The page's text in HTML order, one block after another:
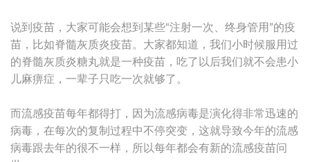
说到疫苗，大家可能会想到某些“注射一次、终身管用”的疫
苗，比如脊髓灰质炎疫苗。大家都知道，我们小时候服用过
的脊髓灰质炎糖丸就是一种疫苗，吃了以后我们就不会患小
儿麻痹症，一辈子只吃一次就够了。
而流感疫苗每年都得打，因为流感病毒是演化得非常迅速的
病毒，在每次的复制过程中不停突变，这就导致今年的流感
病毒跟去年的很不一样，所以每年都会有新的流感疫苗问